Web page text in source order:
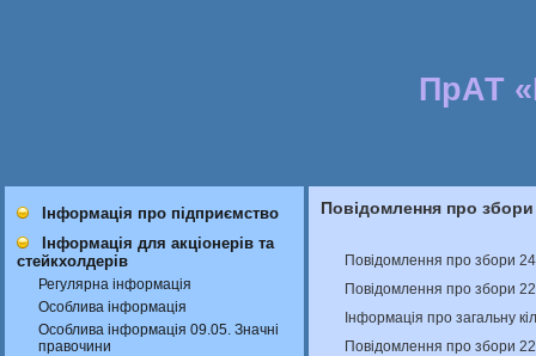
ПрАТ
Інформація про підприємство
Інформація для акціонерів та
стейкхолдерів
Регулярна інформація
Особлива інформація
Особлива інформація 09.05. Значні
правочини
Повідомлення про збори
Повідомлення про збори
Повідомлення про збори
Інформація про загальну
Повідомлення про збори